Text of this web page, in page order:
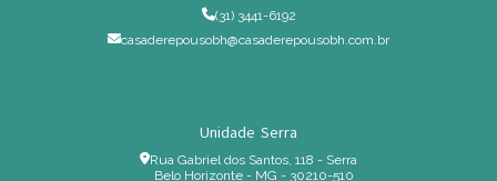
(31) 3441-6192
casaderepousobh@casaderepousobh.com.br
Unidade Serra
Rua Gabriel dos Santos, 118 - Serra
Belo Horizonte - MG - 30210-510